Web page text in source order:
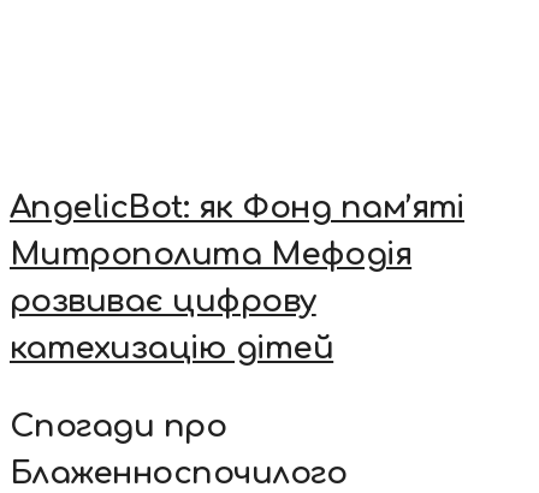
AngelicBot: як Фонд пам’яті
Митрополита Мефодія
розвиває цифрову
катехизацію дітей
Спогади про
Блаженноспочилого